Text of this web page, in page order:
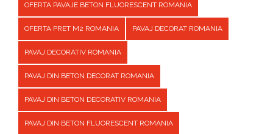
OFERTA PAVAJE BETON FLUORESCENT ROMANIA
OFERTA PRET M2 ROMANIA PAVAJ DECORAT ROMANIA
PAVAJ DECORATIV ROMANIA
PAVAJ DIN BETON DECORAT ROMANIA
PAVAJ DIN BETON DECORATIV ROMANIA
PAVAJ DIN BETON FLUORESCENT ROMANIA